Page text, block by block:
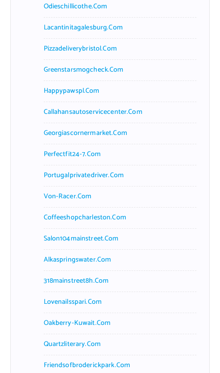
Odieschillicothe.com
Lacantinitagalesburg.com
Pizzadeliverybristol.com
Greenstarsmogcheck.com
Happypawspl.com
Callahansautoservicecenter.com
Georgiascornermarket.com
Perfectfit24-7.com
Portugalprivatedriver.com
Von-Racer.com
Coffeeshopcharleston.com
Salon104mainstreet.com
Alkaspringswater.com
318mainstreet8h.com
Lovenailsspari.com
Oakberry-Kuwait.com
Quartzliterary.com
Friendsofbroderickpark.com